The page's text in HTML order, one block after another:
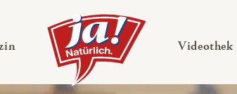
— Untermenü ausklappen Videothek